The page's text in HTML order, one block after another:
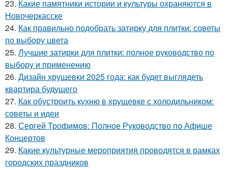
23. Какие памятники истории и культуры охраняются в
Новочеркасске
24. Как правильно подобрать затирку для плитки: советы
по выбору цвета
25. Лучшие затирки для плитки: полное руководство по
выбору и применению
26. Дизайн хрущевки 2025 года: как будет выглядеть
квартира будущего
27. Как обустроить кухню в хрущевке с холодильником:
советы и идеи
28. Сергей Трофимов: Полное Руководство по Афише
Концертов
29. Какие культурные мероприятия проводятся в рамках
городских праздников